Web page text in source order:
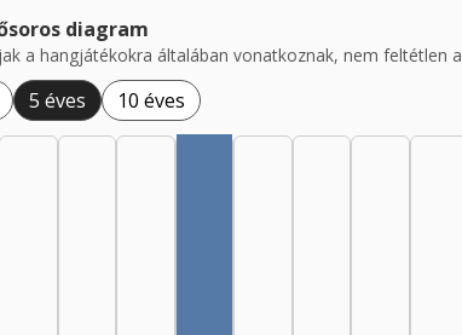
diagram
a hangjátékokra általában vonatkoznak, nem feltétlen
5 éves 10 éves